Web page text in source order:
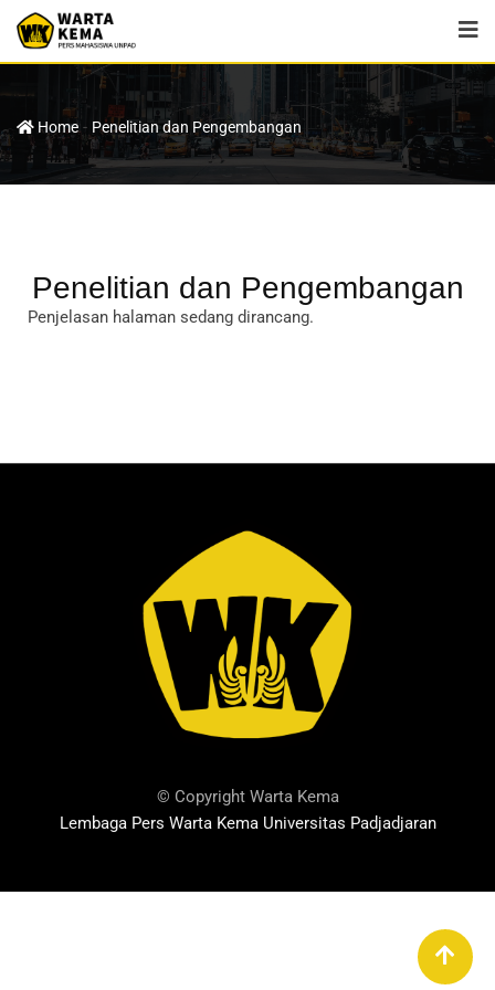
Home- Penelitian dan Pengembangan
Penelitian dan Pengembangan
Penjelasan halaman sedang dirancang.
© Copyright Warta Kema
Lembaga Pers Warta Kema Universitas Padjadjaran